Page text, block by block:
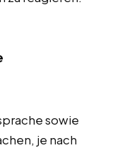
sowie
je nach